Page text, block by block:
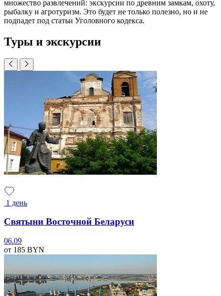
множество развлечений: экскурсии по древним замкам, охоту,
рыбалку и агротуризм. Это будет не только полезно, но и не
подпадет под статьи Уголовного кодекса.
Туры и экскурсии
1 день
Святыни Восточной Беларуси
06.09
от 185 BYN